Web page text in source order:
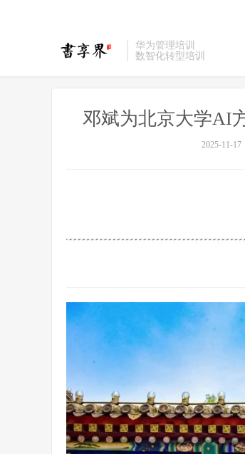
华为管理培训
数智化转型培训
邓斌为北京大学AI
2025-11-17